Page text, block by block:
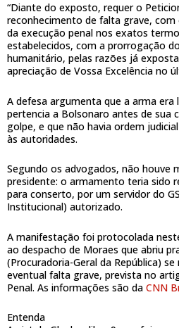
“Diante do exposto, requer o
reconhecimento de falta grave,
da execução penal nos exatos
estabelecidos, com a prorrogação
humanitário, pelas razões já
apreciação de Vossa Excelência no
A defesa argumenta que a arma
pertencia a Bolsonaro antes de sua
golpe, e que não havia ordem
às autoridades.
Segundo os advogados, não houve
presidente: o armamento teria sido
para conserto, por um servidor do
Institucional) autorizado.
A manifestação foi protocolada
ao despacho de Moraes que abriu
(Procuradoria-Geral da República)
eventual falta grave, prevista no
Penal. As informações são da CNN
Entenda